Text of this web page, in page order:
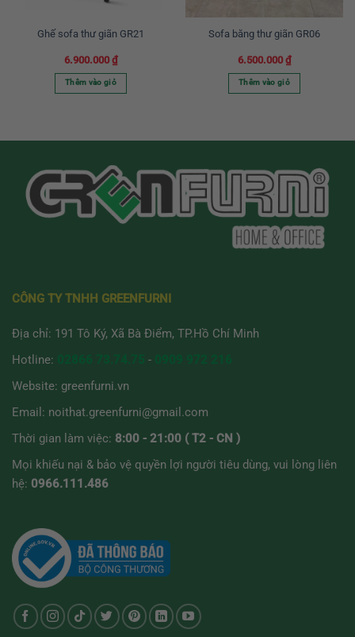
Ghế sofa thư giãn GR21
6.900.000 ₫
Thêm vào giỏ
Sofa băng thư giãn GR06
6.500.000 ₫
Thêm vào giỏ
CÔNG TY TNHH GREENFURNI
Địa chỉ: 191 Tô Ký, Xã Bà Điểm, TP.Hồ Chí Minh
Hotline:
-
Website: greenfurni.vn
Email: noithat.greenfurni@gmail.com
Thời gian làm việc: 8:00 - 21:00 ( T2 - CN )
Mọi khiếu nại & bảo vệ quyền lợi người tiêu dùng, vui lòng liên
hệ: 0966.111.486